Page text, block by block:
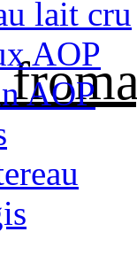
lait cru
AOP
AOP